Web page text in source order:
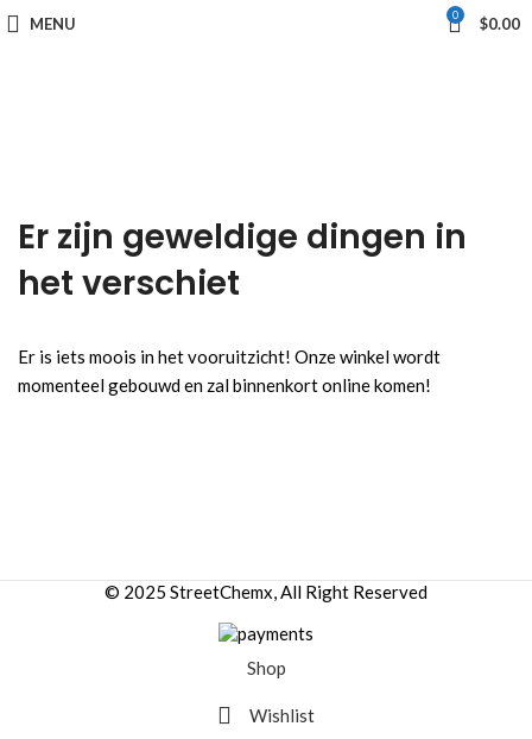
MENU 0 $0.00
Er zijn geweldige dingen in
het verschiet
Er is iets moois in het vooruitzicht! Onze winkel wordt
momenteel gebouwd en zal binnenkort online komen!
© 2025 StreetChemx, All Right Reserved
Shop
Wishlist